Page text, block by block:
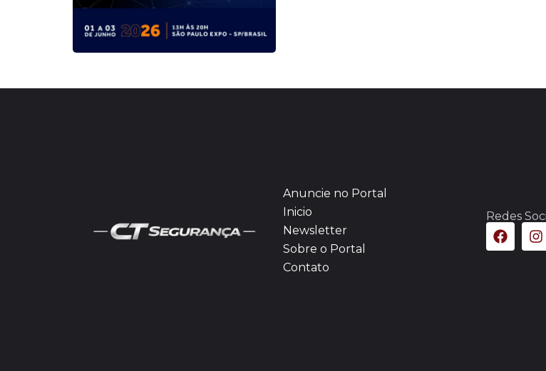
Anuncie no Portal
Inicio
Newsletter
Sobre o Portal
Contato
Redes